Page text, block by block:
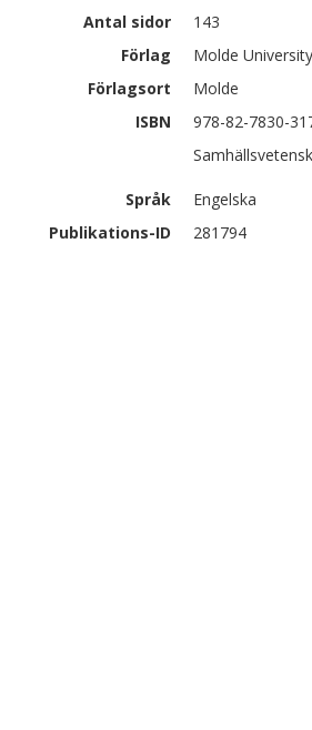
Antal sidor
143
Förlag
Molde
Förlagsort
Molde
ISBN
978-82-7830-
Språk
Engelska
Publikations-ID
281794